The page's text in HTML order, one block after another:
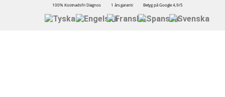
100% Kostnadsfri Diagnos 1 års garanti Betyg på Google 4,9/5